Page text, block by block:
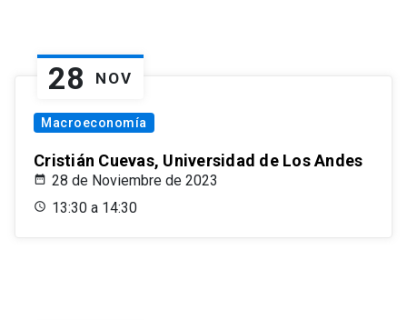
28 NOV
Macroeconomía
Cristián Cuevas, Universidad de Los Andes
28 de Noviembre de 2023
13:30 a 14:30